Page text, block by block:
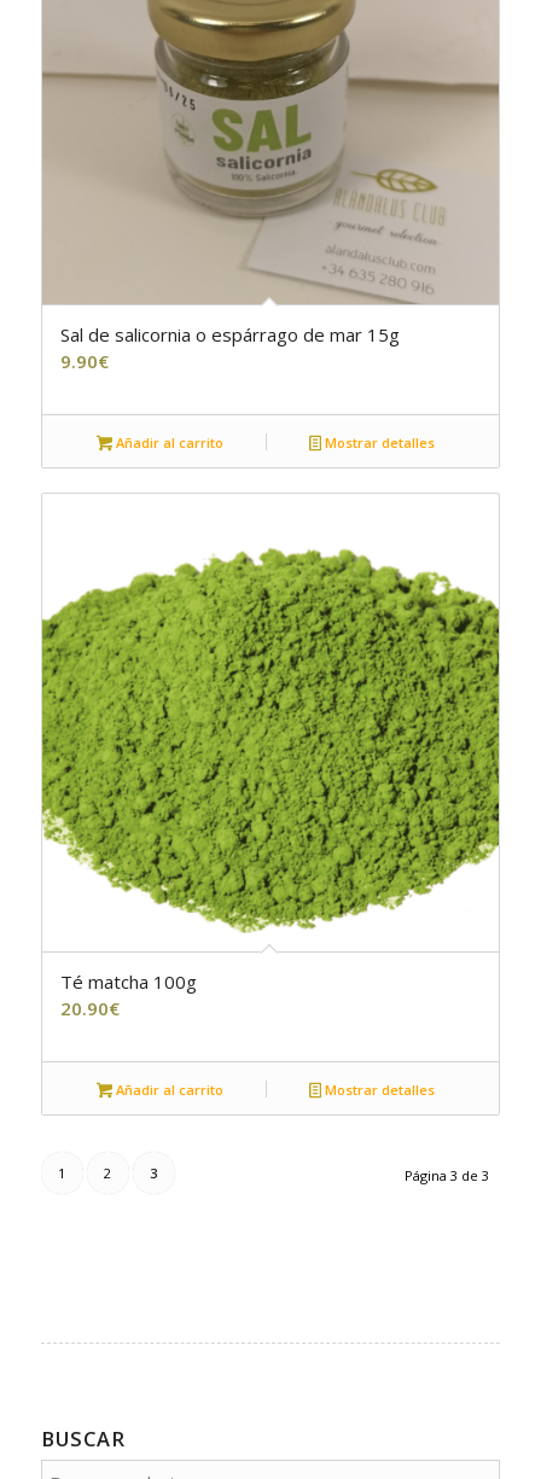
Sal de salicornia o espárrago de mar 15g
9.90€
Añadir al carrito Mostrar detalles
Té matcha 100g
20.90€
Añadir al carrito Mostrar detalles
Página 3 de 3
1 2 3
BUSCAR